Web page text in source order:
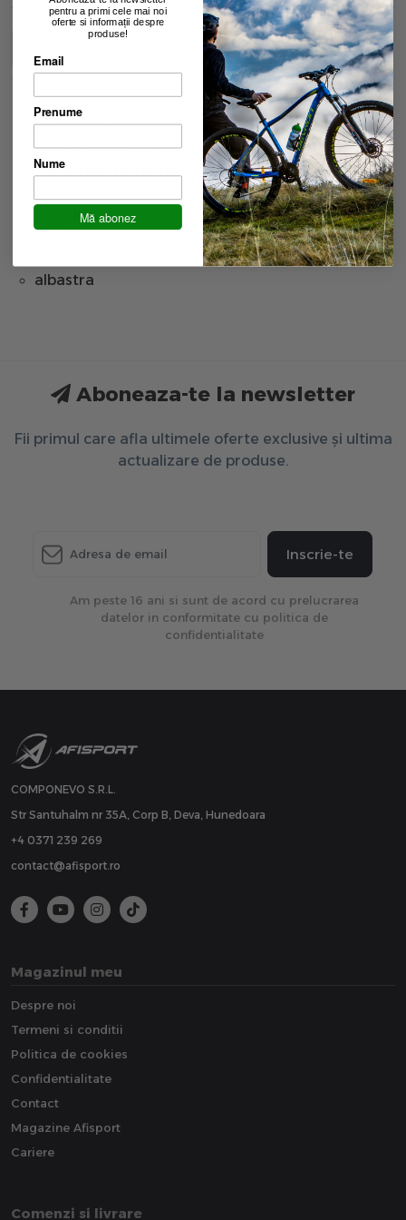
Caracteristici Recenzii
Pompa manuala Giyo GP-87E
corp Aluminiu T6,
cap furtun retractabil,
lever inchidere,
albastra
Aboneaza-te la newsletter
Fii primul care afla ultimele oferte exclusive și ultima
actualizare de produse.
Inscrie-te
Am peste 16 ani si sunt de acord cu prelucrarea
datelor in conformitate cu politica de
confidentialitate
COMPONEVO S.R.L.
Str Santuhalm nr 35A, Corp B, Deva, Hunedoara
+4 0371 239 269
contact@afisport.ro
Magazinul meu
Despre noi
Termeni si conditii
Politica de cookies
Confidentialitate
Contact
Magazine Afisport
Cariere
Comenzi si livrare
pentru a primi cele mai noi
oferte si informații despre
produse!
Email
Prenume
Nume
Mă abonez